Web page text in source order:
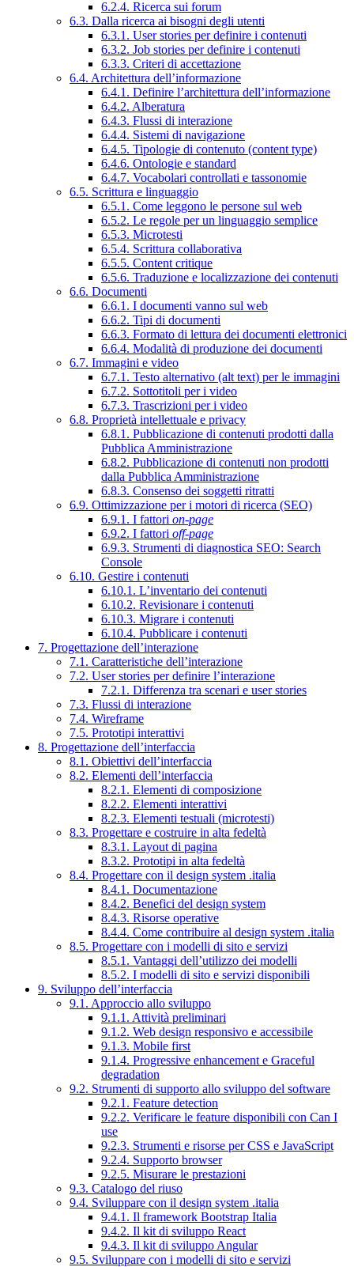
6.2.4. Ricerca sui forum
6.3. Dalla ricerca ai bisogni degli utenti
6.3.1. User stories per definire i contenuti
6.3.2. Job stories per definire i contenuti
6.3.3. Criteri di accettazione
6.4. Architettura dell’informazione
6.4.1. Definire l’architettura dell’informazione
6.4.2. Alberatura
6.4.3. Flussi di interazione
6.4.4. Sistemi di navigazione
6.4.5. Tipologie di contenuto (content type)
6.4.6. Ontologie e standard
6.4.7. Vocabolari controllati e tassonomie
6.5. Scrittura e linguaggio
6.5.1. Come leggono le persone sul web
6.5.2. Le regole per un linguaggio semplice
6.5.3. Microtesti
6.5.4. Scrittura collaborativa
6.5.5. Content critique
6.5.6. Traduzione e localizzazione dei contenuti
6.6. Documenti
6.6.1. I documenti vanno sul web
6.6.2. Tipi di documenti
6.6.3. Formato di lettura dei documenti elettronici
6.6.4. Modalità di produzione dei documenti
6.7. Immagini e video
6.7.1. Testo alternativo (alt text) per le immagini
6.7.2. Sottotitoli per i video
6.7.3. Trascrizioni per i video
6.8. Proprietà intellettuale e privacy
6.8.1. Pubblicazione di contenuti prodotti dalla
Pubblica Amministrazione
6.8.2. Pubblicazione di contenuti non prodotti
dalla Pubblica Amministrazione
6.8.3. Consenso dei soggetti ritratti
6.9. Ottimizzazione per i motori di ricerca (SEO)
6.9.1. I fattori on-page
6.9.2. I fattori off-page
6.9.3. Strumenti di diagnostica SEO: Search
Console
6.10. Gestire i contenuti
6.10.1. L’inventario dei contenuti
6.10.2. Revisionare i contenuti
6.10.3. Migrare i contenuti
6.10.4. Pubblicare i contenuti
7. Progettazione dell’interazione
7.1. Caratteristiche dell’interazione
7.2. User stories per definire l’interazione
7.2.1. Differenza tra scenari e user stories
7.3. Flussi di interazione
7.4. Wireframe
7.5. Prototipi interattivi
8. Progettazione dell’interfaccia
8.1. Obiettivi dell’interfaccia
8.2. Elementi dell’interfaccia
8.2.1. Elementi di composizione
8.2.2. Elementi interattivi
8.2.3. Elementi testuali (microtesti)
8.3. Progettare e costruire in alta fedeltà
8.3.1. Layout di pagina
8.3.2. Prototipi in alta fedeltà
8.4. Progettare con il design system .italia
8.4.1. Documentazione
8.4.2. Benefici del design system
8.4.3. Risorse operative
8.4.4. Come contribuire al design system .italia
8.5. Progettare con i modelli di sito e servizi
8.5.1. Vantaggi dell’utilizzo dei modelli
8.5.2. I modelli di sito e servizi disponibili
9. Sviluppo dell’interfaccia
9.1. Approccio allo sviluppo
9.1.1. Attività preliminari
9.1.2. Web design responsivo e accessibile
9.1.3. Mobile first
9.1.4. Progressive enhancement e Graceful
degradation
9.2. Strumenti di supporto allo sviluppo del software
9.2.1. Feature detection
9.2.2. Verificare le feature disponibili con Can I
use
9.2.3. Strumenti e risorse per CSS e JavaScript
9.2.4. Supporto browser
9.2.5. Misurare le prestazioni
9.3. Catalogo del riuso
9.4. Sviluppare con il design system .italia
9.4.1. Il framework Bootstrap Italia
9.4.2. Il kit di sviluppo React
9.4.3. Il kit di sviluppo Angular
9.5. Sviluppare con i modelli di sito e servizi